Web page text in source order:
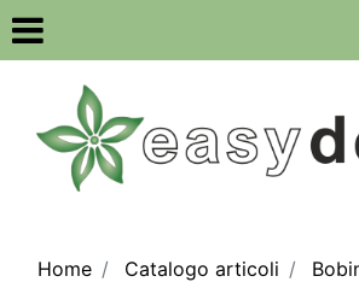
Open
Home Catalogo articoli